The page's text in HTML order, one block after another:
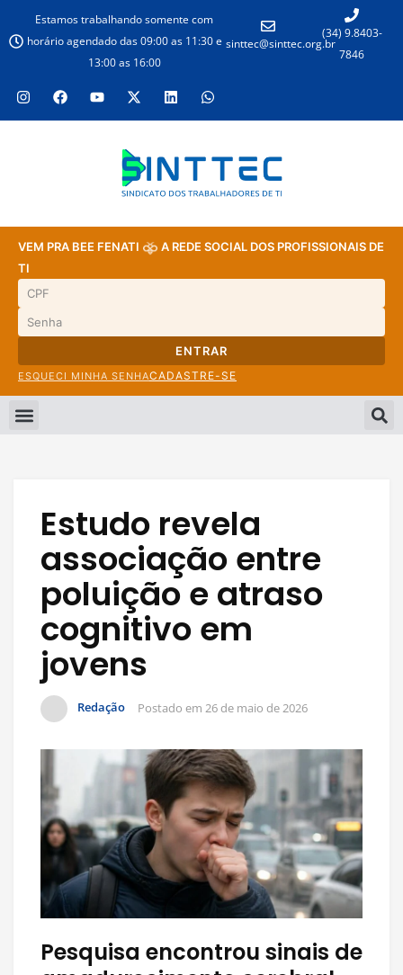
Estamos trabalhando somente com
horário agendado das 09:00 as 11:30 e
13:00 as 16:00
sinttec@sinttec.org.br
(34) 9.8403-
7846
VEM PRA BEE FENATI
A REDE SOCIAL DOS PROFISSIONAIS DE
TI
ENTRAR
ESQUECI MINHA SENHACADASTRE-SE
Estudo revela
associação entre
poluição e atraso
cognitivo em
jovens
Redação Postado em 26 de maio de 2026
Pesquisa encontrou sinais de